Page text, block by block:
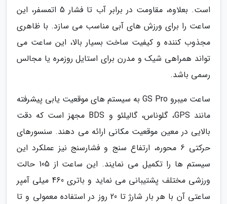
است. بعلاوه، مقاومت در برابر آب تا فشار 5 اتمسفر، این
ساعت را برای ورزش های آبی مناسب می سازد. با ظاهری
مجذوب کننده و کیفیت ساخت بسیار بالا، این ساعت می
تواند همراهی شیک و مدرن برای استایل روزمره یا مجالس
رسمی باشد.
ساعت میبرو GS Pro به سیستم های موقعیت یابی پیشرفته
مانند GPS، گلوناس، گالیلئو و BDS مجهز است که دقت
بالایی در معین موقعیت مکانی ارائه می دهند. سنسورهای
حرکتی 6 محوره، ارتفاع سنج و فشارسنج نیز عملکرد این
سیستم ها را تکمیل می نمایند. این ساعت از 105 حالت
ورزشی مختلف پشتیبانی می نماید و باتری 460 میلی آمپر
ساعتی آن با هر بار شارژ تا 20 روز در استفاده معمولی و تا